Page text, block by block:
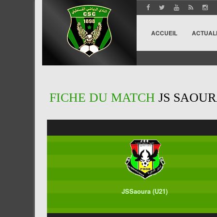
ACCUEIL
FICHE DU MATCH JS
JSSaoura (U21)